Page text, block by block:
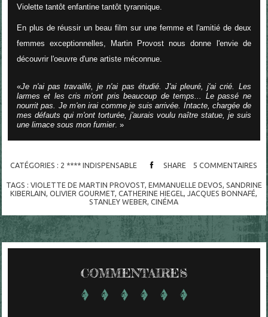
Violette tantôt enfantine tantôt tyrannique.
En plus de réussir un beau film sur une femme et l'amitié de deux
femmes exceptionnelles, Martin Provost nous donne l'envie de
découvrir l'oeuvre d'une artiste méconnue.
«Je n'ai pas travaillé, je n'ai pas étudié. J'ai pleuré, j'ai crié. Les
larmes et les cris m'ont pris beaucoup de temps... Le passé ne
nourrit pas. Je m'en irai comme je suis arrivée. Intacte, chargée de
mes défauts qui m'ont torturée, j'aurais voulu naître statue, je suis
une limace sous mon fumier. »
CATÉGORIES : 2 **** INDISPENSABLE SHARE 5 COMMENTAIRES
TAGS : VIOLETTE DE MARTIN PROVOST, EMMANUELLE DEVOS, SANDRINE
KIBERLAIN,OLIVIER GOURMET,CATHERINE HIEGEL,JACQUES BONNAFÉ,
STANLEY WEBER,CINÉMA
COMMENTAIRES